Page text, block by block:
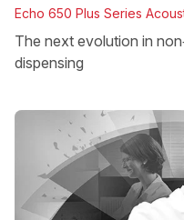
Echo 650 Plus Series
The next evolution in
dispensing